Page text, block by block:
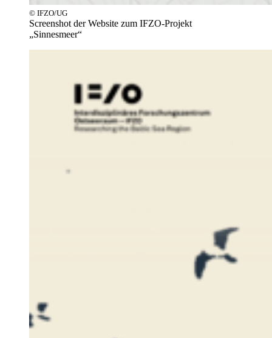
© IFZO/UG
Screenshot der Website zum IFZO-Projekt
„Sinnesmeer“